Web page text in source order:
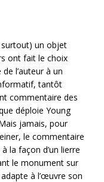
surtout) un objet
ont fait le choix
l’auteur à un
tantôt
commentaire des
déploie Young
jamais, pour
le commentaire
la façon d’un lierre
le monument sur
à l’œuvre son